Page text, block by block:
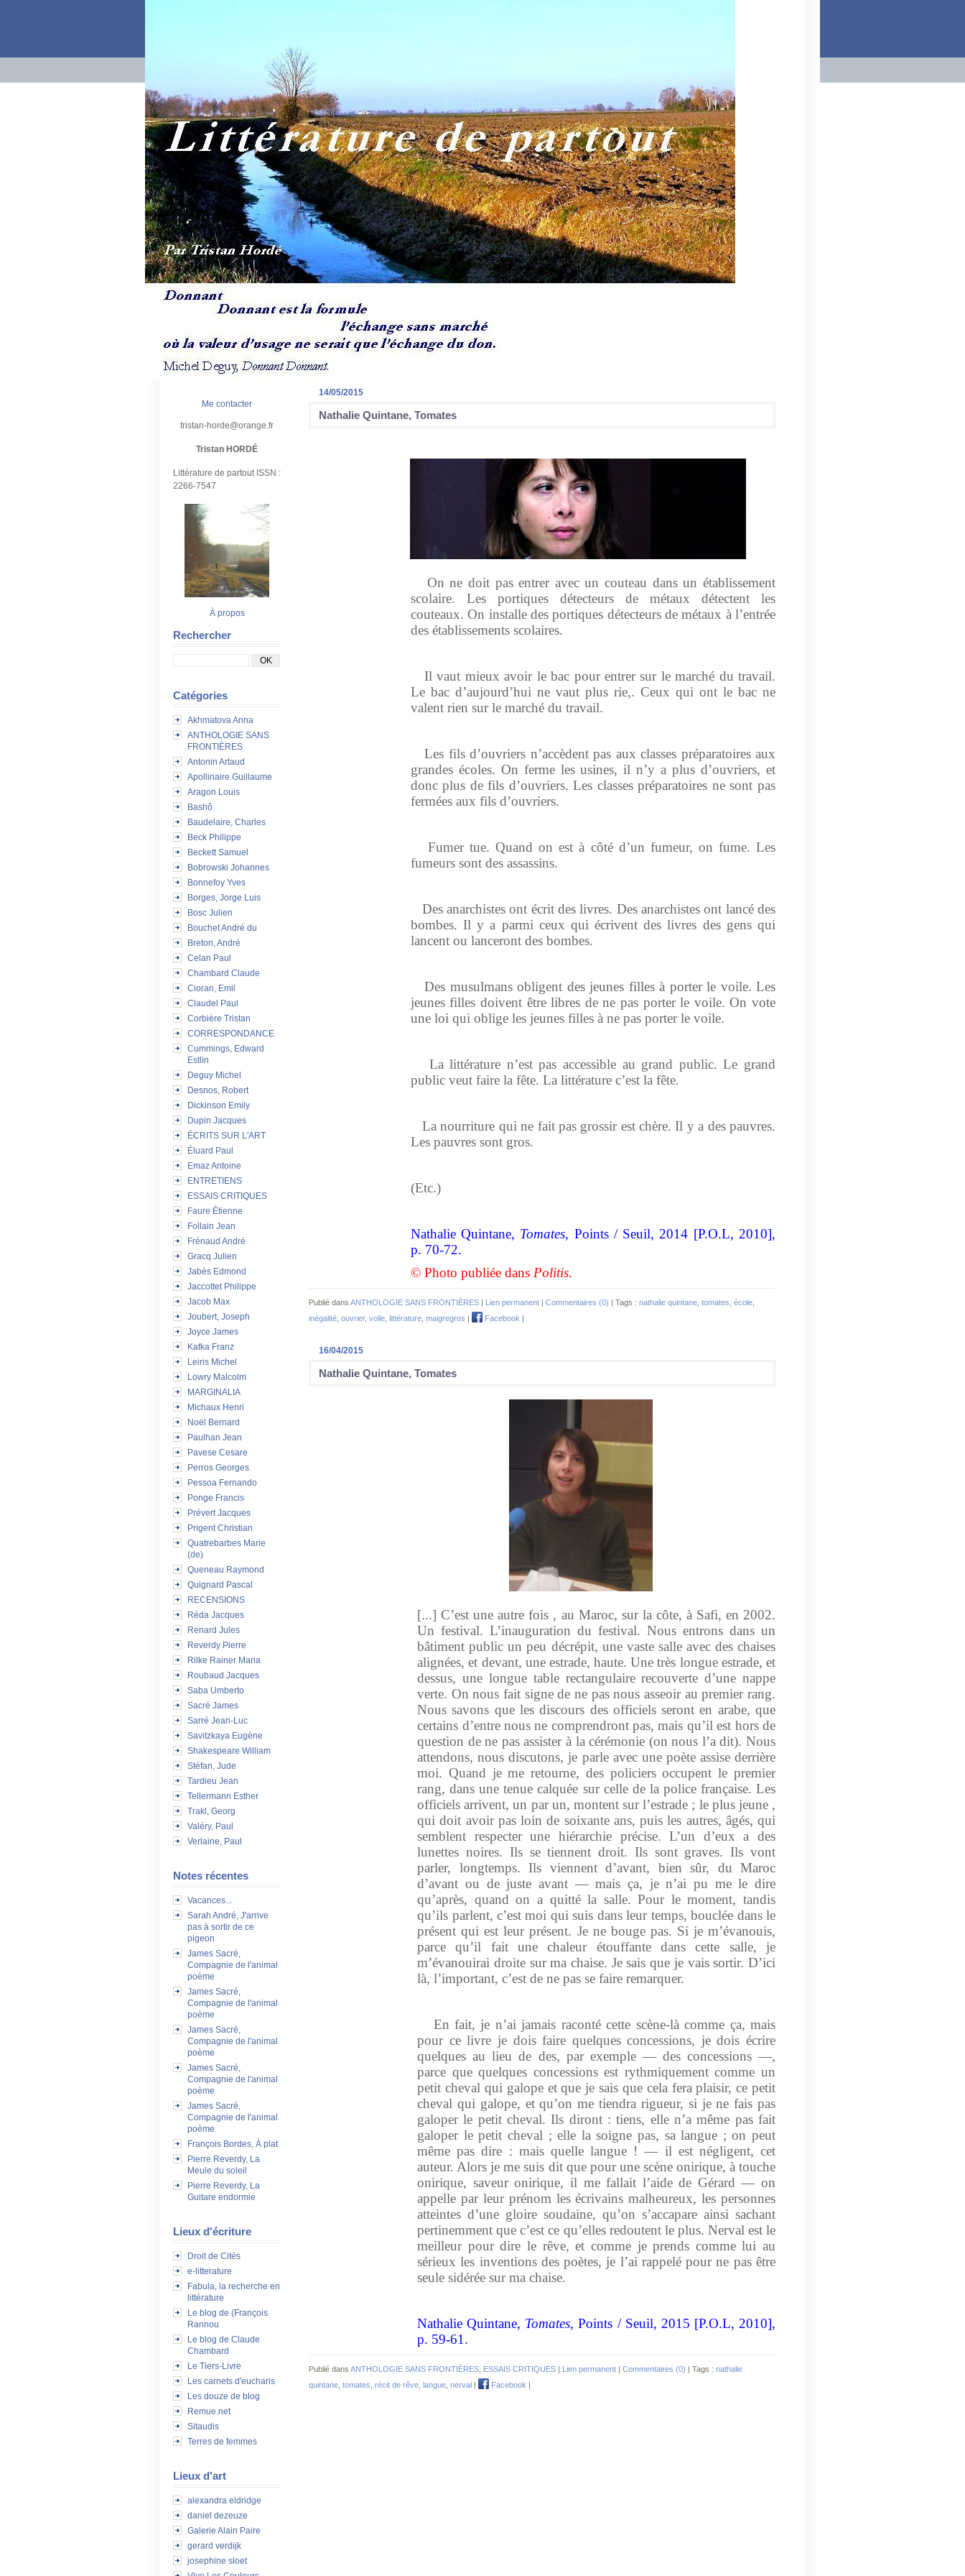
Me contacter
tristan-horde@orange.fr
Tristan HORDÉ
Littérature de partout ISSN :
2266-7547
À propos
Rechercher
Catégories
Akhmatova Anna
ANTHOLOGIE SANS
FRONTIÈRES
Antonin Artaud
Apollinaire Guillaume
Aragon Louis
Bashô
Baudelaire, Charles
Beck Philippe
Beckett Samuel
Bobrowski Johannes
Bonnefoy Yves
Borges, Jorge Luis
Bosc Julien
Bouchet André du
Breton, André
Celan Paul
Chambard Claude
Cioran, Emil
Claudel Paul
Corbière Tristan
CORRESPONDANCE
Cummings, Edward
Estlin
Deguy Michel
Desnos, Robert
Dickinson Emily
Dupin Jacques
ÉCRITS SUR L'ART
Éluard Paul
Emaz Antoine
ENTRETIENS
ESSAIS CRITIQUES
Faure Étienne
Follain Jean
Frénaud André
Gracq Julien
Jabès Edmond
Jaccottet Philippe
Jacob Max
Joubert, Joseph
Joyce James
Kafka Franz
Leiris Michel
Lowry Malcolm
MARGINALIA
Michaux Henri
Noël Bernard
Paulhan Jean
Pavese Cesare
Perros Georges
Pessoa Fernando
Ponge Francis
Prévert Jacques
Prigent Christian
Quatrebarbes Marie
(de)
Queneau Raymond
Quignard Pascal
RECENSIONS
Réda Jacques
Renard Jules
Reverdy Pierre
Rilke Rainer Maria
Roubaud Jacques
Saba Umberto
Sacré James
Sarré Jean-Luc
Savitzkaya Eugène
Shakespeare William
Stéfan, Jude
Tardieu Jean
Tellermann Esther
Trakl, Georg
Valéry, Paul
Verlaine, Paul
Notes récentes
Vacances...
Sarah André, J'arrive
pas à sortir de ce
pigeon
James Sacré,
Compagnie de l'animal
poème
James Sacré,
Compagnie de l'animal
poème
James Sacré,
Compagnie de l'animal
poème
James Sacré,
Compagnie de l'animal
poème
James Sacré,
Compagnie de l'animal
poème
François Bordes, À plat
Pierre Reverdy, La
Meule du soleil
Pierre Reverdy, La
Guitare endormie
Lieux d'écriture
Droit de Cités
e-litterature
Fabula, la recherche en
littérature
Le blog de (François
Rannou
Le blog de Claude
Chambard
Le Tiers-Livre
Les carnets d'eucharis
Les douze de blog
Remue.net
Sitaudis
Terres de femmes
Lieux d'art
alexandra eldridge
daniel dezeuze
Galerie Alain Paire
gerard verdijk
josephine sloet
14/05/2015
Nathalie Quintane, Tomates
On ne doit pas entrer avec un couteau dans un établissement
scolaire. Les portiques détecteurs de métaux détectent les
couteaux. On installe des portiques détecteurs de métaux à l’entrée
des établissements scolaires.
Il vaut mieux avoir le bac pour entrer sur le marché du travail.
Le bac d’aujourd’hui ne vaut plus rie,. Ceux qui ont le bac ne
valent rien sur le marché du travail.
Les fils d’ouvriers n’accèdent pas aux classes préparatoires aux
grandes écoles. On ferme les usines, il n’y a plus d’ouvriers, et
donc plus de fils d’ouvriers. Les classes préparatoires ne sont pas
fermées aux fils d’ouvriers.
Fumer tue. Quand on est à côté d’un fumeur, on fume. Les
fumeurs sont des assassins.
Des anarchistes ont écrit des livres. Des anarchistes ont lancé des
bombes. Il y a parmi ceux qui écrivent des livres des gens qui
lancent ou lanceront des bombes.
Des musulmans obligent des jeunes filles à porter le voile. Les
jeunes filles doivent être libres de ne pas porter le voile. On vote
une loi qui oblige les jeunes filles à ne pas porter le voile.
La littérature n’est pas accessible au grand public. Le grand
public veut faire la fête. La littérature c’est la fête.
La nourriture qui ne fait pas grossir est chère. Il y a des pauvres.
Les pauvres sont gros.
(Etc.)
Nathalie Quintane, Tomates, Points / Seuil, 2014 [P.O.L, 2010],
p. 70-72.
© Photo publiée dans Politis.
Publié dans ANTHOLOGIE SANS FRONTIÈRES | Lien permanent | Commentaires (0) | Tags : nathalie quintane tomates école
inégalité ouvrier, voile littérature maigregros | Facebook |
16/04/2015
Nathalie Quintane, Tomates
[...] C’est une autre fois , au Maroc, sur la côte, à Safi, en 2002.
Un festival. L’inauguration du festival. Nous entrons dans un
bâtiment public un peu décrépit, une vaste salle avec des chaises
alignées, et devant, une estrade, haute. Une très longue estrade, et
dessus, une longue table rectangulaire recouverte d’une nappe
verte. On nous fait signe de ne pas nous asseoir au premier rang.
Nous savons que les discours des officiels seront en arabe, que
certains d’entre nous ne comprendront pas, mais qu’il est hors de
question de ne pas assister à la cérémonie (on nous l’a dit). Nous
attendons, nous discutons, je parle avec une poète assise derrière
moi. Quand je me retourne, des policiers occupent le premier
rang, dans une tenue calquée sur celle de la police française. Les
officiels arrivent, un par un, montent sur l’estrade ; le plus jeune ,
qui doit avoir pas loin de soixante ans, puis les autres, âgés, qui
semblent respecter une hiérarchie précise. L’un d’eux a des
lunettes noires. Ils se tiennent droit. Ils sont graves. Ils vont
parler, longtemps. Ils viennent d’avant, bien sûr, du Maroc
d’avant ou de juste avant — mais ça, je n’ai pu me le dire
qu’après, quand on a quitté la salle. Pour le moment, tandis
qu’ils parlent, c’est moi qui suis dans leur temps, bouclée dans le
présent qui est leur présent. Je ne bouge pas. Si je m’évanouis,
parce qu’il fait une chaleur étouffante dans cette salle, je
m’évanouirai droite sur ma chaise. Je sais que je vais sortir. D’ici
là, l’important, c’est de ne pas se faire remarquer.
En fait, je n’ai jamais raconté cette scène-là comme ça, mais
pour ce livre je dois faire quelques concessions, je dois écrire
quelques au lieu de des, par exemple — des concessions —,
parce que quelques concessions est rythmiquement comme un
petit cheval qui galope et que je sais que cela fera plaisir, ce petit
cheval qui galope, et qu’on me tiendra rigueur, si je ne fais pas
galoper le petit cheval. Ils diront : tiens, elle n’a même pas fait
galoper le petit cheval ; elle la soigne pas, sa langue ; on peut
même pas dire : mais quelle langue ! — il est négligent, cet
auteur. Alors je me suis dit que pour une scène onirique, à touche
onirique, saveur onirique, il me fallait l’aide de Gérard — on
appelle par leur prénom les écrivains malheureux, les personnes
atteintes d’une gloire soudaine, qu’on s’accapare ainsi sachant
pertinemment que c’est ce qu’elles redoutent le plus. Nerval est le
meilleur pour dire le rêve, et comme je prends comme lui au
sérieux les inventions des poètes, je l’ai rappelé pour ne pas être
seule sidérée sur ma chaise.
Nathalie Quintane, Tomates, Points / Seuil, 2015 [P.O.L, 2010],
p. 59-61.
Publié dans ANTHOLOGIE SANS FRONTIÈRES ESSAIS CRITIQUES | Lien permanent | Commentaires (0) | Tags : nathalie
quintane tomates récit de rêve langue nerval | Facebook |